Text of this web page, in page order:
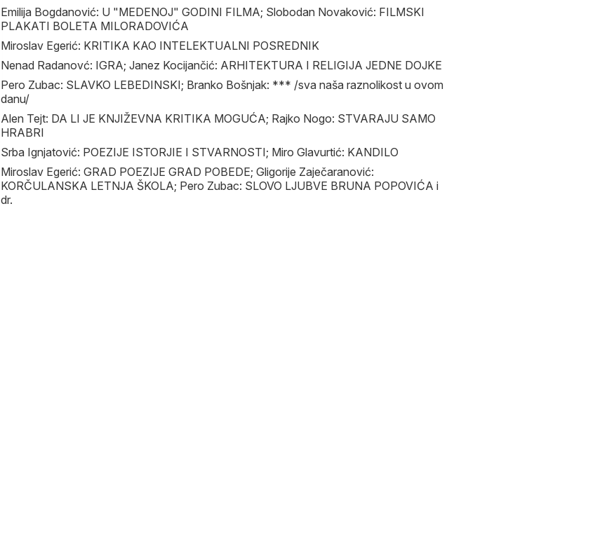
Emilija Bogdanović: U "MEDENOJ" GODINI FILMA; Slobodan Novaković: FILMSKI
PLAKATI BOLETA MILORADOVIĆA
Miroslav Egerić: KRITIKA KAO INTELEKTUALNI POSREDNIK
Nenad Radanovć: IGRA; Janez Kocijančić: ARHITEKTURA I RELIGIJA JEDNE DOJKE
Pero Zubac: SLAVKO LEBEDINSKI; Branko Bošnjak: *** /sva naša raznolikost u ovom
danu/
Alen Tejt: DA LI JE KNJIŽEVNA KRITIKA MOGUĆA; Rajko Nogo: STVARAJU SAMO
HRABRI
Srba Ignjatović: POEZIJE ISTORJIE I STVARNOSTI; Miro Glavurtić: KANDILO
Miroslav Egerić: GRAD POEZIJE GRAD POBEDE; Gligorije Zaječaranović:
KORČULANSKA LETNJA ŠKOLA; Pero Zubac: SLOVO LJUBVE BRUNA POPOVIĆA i
dr.